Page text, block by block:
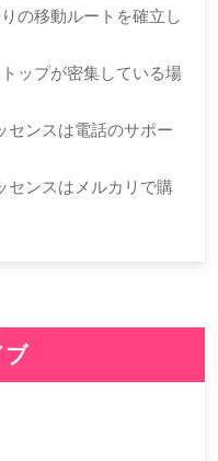
の移動ルートを確立し
ップが密集している場
センスは電話のサポー
センスはメルカリで購
ブ